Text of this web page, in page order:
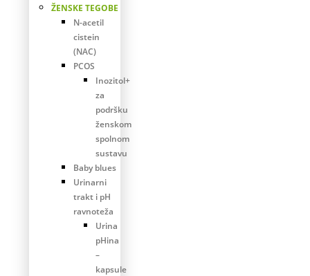
ŽENSKE TEGOBE
N-acetil
cistein
(NAC)
PCOS
Inozitol+
za
podršku
ženskom
spolnom
sustavu
Baby blues
Urinarni
trakt i pH
ravnoteža
Urina
pHina
–
kapsule